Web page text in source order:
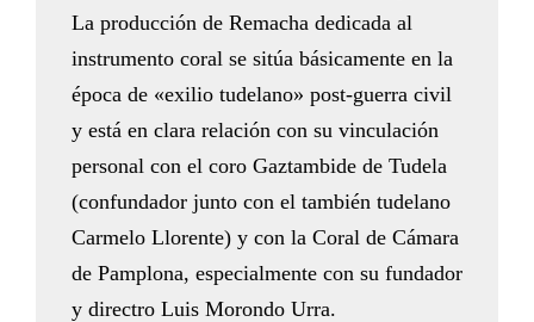
La producción de Remacha dedicada al
instrumento coral se sitúa básicamente en la
época de «exilio tudelano» post-guerra civil
y está en clara relación con su vinculación
personal con el coro Gaztambide de Tudela
(confundador junto con el también tudelano
Carmelo Llorente) y con la Coral de Cámara
de Pamplona, especialmente con su fundador
y directro Luis Morondo Urra.